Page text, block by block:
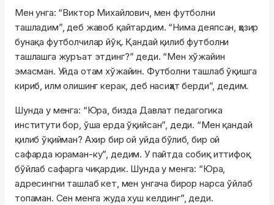
Мен унга: “Виктор Михайлович, мен футболни
ташладим”, деб жавоб қайтардим. “Нима деяпсан, ҳозир
бунақа футболчилар йўқ. Қандай қилиб футболни
ташлашга журъат этдинг?” деди. “Мен хўжайин
эмасман. Уйда отам хўжайин. Футболни ташлаб ўқишга
кириб, илм олишинг керак, деб насиҳат берди”, дедим.
Шунда у менга: “Юра, бизда Давлат педагогика
институти бор, ўша ерда ўқийсан”, деди. “Мен қандай
қилиб ўқийман? Ахир бир ой уйда бўлиб, бир ой
сафарда юраман-ку”, дедим. У пайтда собиқ иттифоқ
бўйлаб сафарга чиқардик. Шунда у менга: “Юра,
адресингни ташлаб кет, мен унгача бирор нарса ўйлаб
топаман. Сен менга жуда хуш келдинг”, деди.